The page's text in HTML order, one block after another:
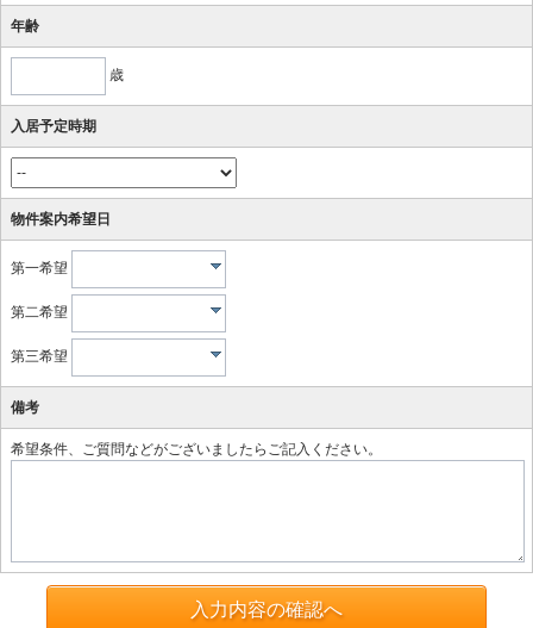
年齢
歳
入居予定時期
物件案内希望日
第一希望
第二希望
第三希望
備考
希望条件、ご質問などがございましたらご記入ください。
入力内容の確認へ